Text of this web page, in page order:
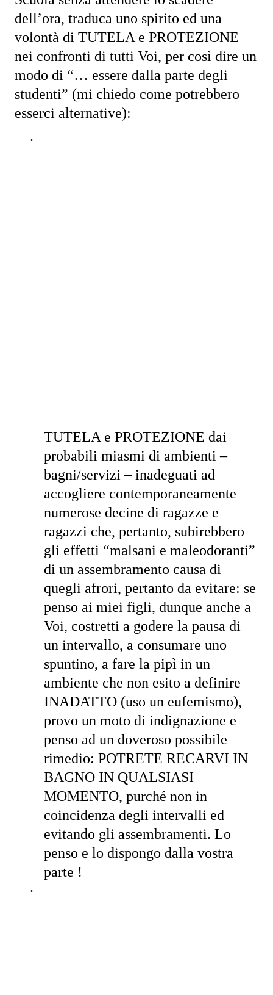
dell’ora, traduca uno spirito ed una
volontà di TUTELA e PROTEZIONE
nei confronti di tutti Voi, per così dire un
modo di “… essere dalla parte degli
studenti” (mi chiedo come potrebbero
esserci alternative):
·
TUTELA e PROTEZIONE dai
probabili miasmi di ambienti –
bagni/servizi – inadeguati ad
accogliere contemporaneamente
numerose decine di ragazze e
ragazzi che, pertanto, subirebbero
gli effetti “malsani e maleodoranti”
di un assembramento causa di
quegli afrori, pertanto da evitare: se
penso ai miei figli, dunque anche a
Voi, costretti a godere la pausa di
un intervallo, a consumare uno
spuntino, a fare la pipì in un
ambiente che non esito a definire
INADATTO (uso un eufemismo),
provo un moto di indignazione e
penso ad un doveroso possibile
rimedio: POTRETE RECARVI IN
BAGNO IN QUALSIASI
MOMENTO, purché non in
coincidenza degli intervalli ed
evitando gli assembramenti. Lo
penso e lo dispongo dalla vostra
parte !
·